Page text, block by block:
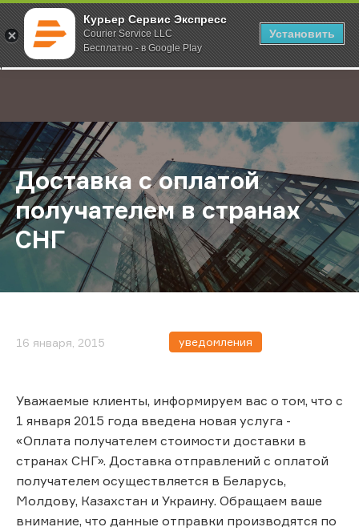
Курьер Сервис Экспресс
Courier Service LLC
Бесплатно - в Google Play
Установить
;
Главная О компании Новости Доставка с оплатой получателем
Доставка с оплатой
получателем в странах
СНГ
16 января, 2015 уведомления
Уважаемые клиенты, информируем вас о том, что с
1 января 2015 года введена новая услуга -
«Оплата получателем стоимости доставки в
странах СНГ». Доставка отправлений с оплатой
получателем осуществляется в Беларусь,
Молдову, Казахстан и Украину. Обращаем ваше
внимание, что данные отправки производятся по